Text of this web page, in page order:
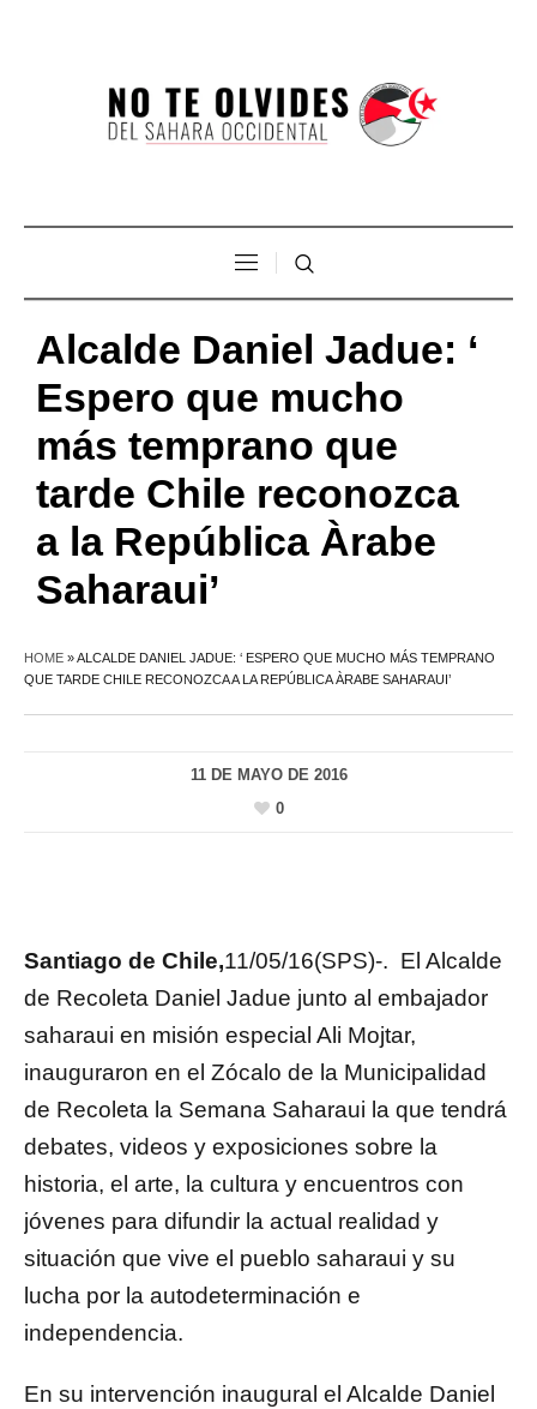
Alcalde Daniel Jadue: ‘
Espero que mucho
más temprano que
tarde Chile reconozca
a la República Àrabe
Saharaui’
HOME »ALCALDE DANIEL JADUE: ‘ ESPERO QUE MUCHO MÁS TEMPRANO
QUE TARDE CHILE RECONOZCA A LA REPÚBLICA ÀRABE SAHARAUI’
11 DE MAYO DE 2016
0
Santiago de Chile,11/05/16(SPS)-. El Alcalde
de Recoleta Daniel Jadue junto al embajador
saharaui en misión especial Ali Mojtar,
inauguraron en el Zócalo de la Municipalidad
de Recoleta la Semana Saharaui la que tendrá
debates, videos y exposiciones sobre la
historia, el arte, la cultura y encuentros con
jóvenes para difundir la actual realidad y
situación que vive el pueblo saharaui y su
lucha por la autodeterminación e
independencia.
En su intervención inaugural el Alcalde Daniel